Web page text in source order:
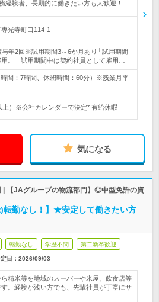
経験者、長期的に働きたい方も大歓迎！
光寺町口114-1
与年2回※試用期間3～6か月あり└試用期間
用。 試用期間中は契約社員として雇用…
間：7時間、休憩時間：60分）※残業月平
上）※会社カレンダーで決定* 有給休暇
気になる
| 【JAグループの物流部門】◎中型免許の資
)転勤なし！】★安定して働きたい方
転勤なし 学歴不問 第二新卒歓迎
日： 2026/09/03
精米等を地域のスーパーや米屋、飲食店等
。経験が浅い方でも、先輩社員が丁寧にサ